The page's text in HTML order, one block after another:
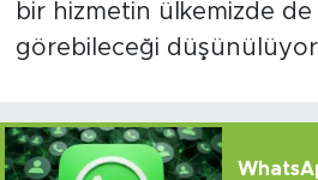
bir hizmetin ülkemizde
görebileceği